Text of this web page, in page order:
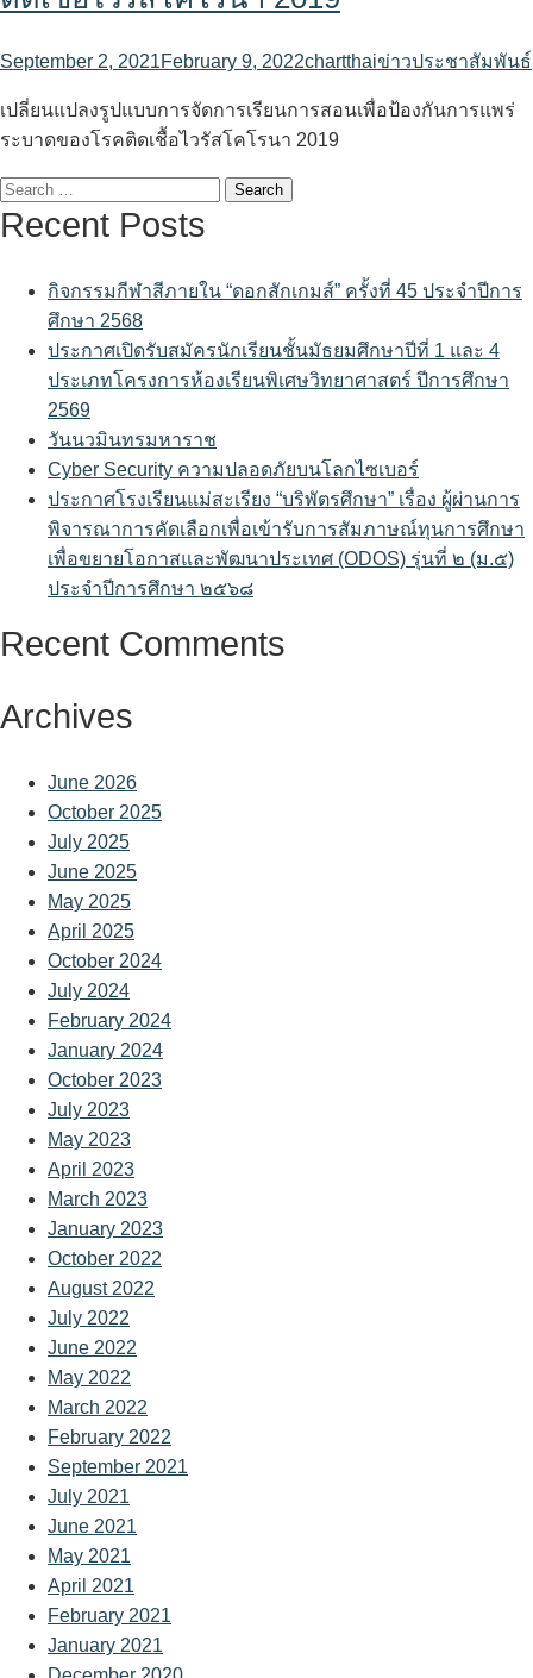
September 2, 2021February 9, 2022chartthaiข่าวประชาสัมพันธ์
เปลี่ยนแปลงรูปแบบการจัดการเรียนการสอนเพื่อป้องกันการแพร่
ระบาดของโรคติดเชื้อไวรัสโคโรนา 2019
Search
for:
Recent Posts
กิจกรรมกีฬาสีภายใน “ดอกสักเกมส์” ครั้งที่ 45 ประจำปีการ
ศึกษา 2568
ประกาศเปิดรับสมัครนักเรียนชั้นมัธยมศึกษาปีที่ 1 และ 4
ประเภทโครงการห้องเรียนพิเศษวิทยาศาสตร์ ปีการศึกษา
2569
วันนวมินทรมหาราช
Cyber Security ความปลอดภัยบนโลกไซเบอร์
ประกาศโรงเรียนแม่สะเรียง “บริพัตรศึกษา” เรื่อง ผู้ผ่านการ
พิจารณาการคัดเลือกเพื่อเข้ารับการสัมภาษณ์ทุนการศึกษา
เพื่อขยายโอกาสและพัฒนาประเทศ (ODOS) รุ่นที่ ๒ (ม.๕)
ประจำปีการศึกษา ๒๕๖๘
Recent Comments
Archives
June 2026
October 2025
July 2025
June 2025
May 2025
April 2025
October 2024
July 2024
February 2024
January 2024
October 2023
July 2023
May 2023
April 2023
March 2023
January 2023
October 2022
August 2022
July 2022
June 2022
May 2022
March 2022
February 2022
September 2021
July 2021
June 2021
May 2021
April 2021
February 2021
January 2021